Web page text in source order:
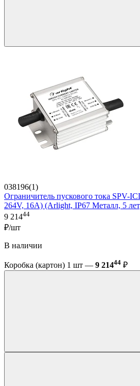
038196(1)
Ограничитель пускового тока SPV-
264V, 16A) (Arlight, IP67 Металл, 5
9 21444
₽/шт
В наличии
Коробка (картон) 1 шт — 9 21444 ₽